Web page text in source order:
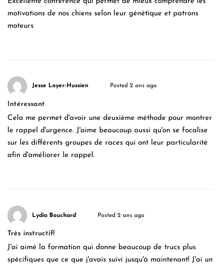
motivations de nos chiens selon leur génétique et patrons
moteurs
Jesse Loyer-Hussien Posted 2 ans ago
Intéressant
Cela me permet d'avoir une deuxième méthode pour montrer
le rappel d'urgence. J'aime beaucoup aussi qu'on se focalise
sur les différents groupes de races qui ont leur particularité
afin d'améliorer le rappel.
Lydia Bouchard Posted 2 ans ago
Très instructif!
J'ai aimé la formation qui donne beaucoup de trucs plus
spécifiques que ce que j'avais suivi jusqu'à maintenant! J'ai un